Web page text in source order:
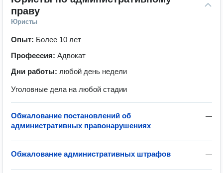
праву
Юристы
Опыт: Более 10 лет
Профессия: Адвокат
Дни работы: любой день недели
Уголовные дела на любой стадии
—
Обжалование постановлений об
административных правонарушениях
—
Обжалование административных штрафов